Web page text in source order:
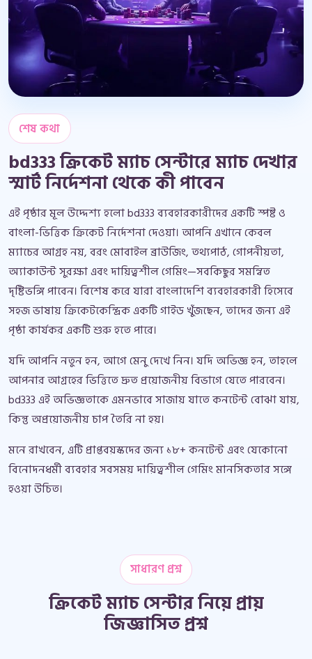
শেষ কথা
bd333 ক্রিকেট ম্যাচ সেন্টারে ম্যাচ দেখার
স্মার্ট নির্দেশনা থেকে কী পাবেন
এই পৃষ্ঠার মূল উদ্দেশ্য হলো bd333 ব্যবহারকারীদের একটি স্পষ্ট ও
বাংলা-ভিত্তিক ক্রিকেট নির্দেশনা দেওয়া। আপনি এখানে কেবল
ম্যাচের আগ্রহ নয়, বরং মোবাইল ব্রাউজিং, তথ্যপাঠ, গোপনীয়তা,
অ্যাকাউন্ট সুরক্ষা এবং দায়িত্বশীল গেমিং—সবকিছুর সমন্বিত
দৃষ্টিভঙ্গি পাবেন। বিশেষ করে যারা বাংলাদেশি ব্যবহারকারী হিসেবে
সহজ ভাষায় ক্রিকেটকেন্দ্রিক একটি গাইড খুঁজছেন, তাদের জন্য এই
পৃষ্ঠা কার্যকর একটি শুরু হতে পারে।
যদি আপনি নতুন হন, আগে মেনু দেখে নিন। যদি অভিজ্ঞ হন, তাহলে
আপনার আগ্রহের ভিত্তিতে দ্রুত প্রয়োজনীয় বিভাগে যেতে পারবেন।
bd333 এই অভিজ্ঞতাকে এমনভাবে সাজায় যাতে কনটেন্ট বোঝা যায়,
কিন্তু অপ্রয়োজনীয় চাপ তৈরি না হয়।
মনে রাখবেন, এটি প্রাপ্তবয়স্কদের জন্য ১৮+ কনটেন্ট এবং যেকোনো
বিনোদনধর্মী ব্যবহার সবসময় দায়িত্বশীল গেমিং মানসিকতার সঙ্গে
হওয়া উচিত।
সাধারণ প্রশ্ন
ক্রিকেট ম্যাচ সেন্টার নিয়ে প্রায়
জিজ্ঞাসিত প্রশ্ন